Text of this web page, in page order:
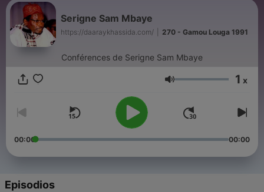
Serigne Sam Mbaye
https://daaraykhassida.com/ 270 - Gamou Louga 1991
Conférences de Serigne Sam Mbaye
Volumen 1 x
00:00 00:00
Episodios